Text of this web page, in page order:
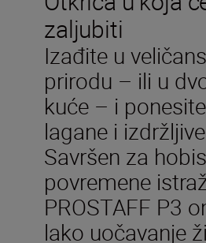
zaljubiti
Izađite u
prirodu – ili u
kuće – i
lagane i
Savršen za
povremene
PROSTAFF P3
lako uočavanje